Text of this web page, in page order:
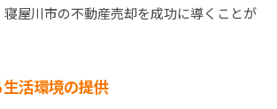
屋川市の不動産売却を成功に導くことが
活環境の提供